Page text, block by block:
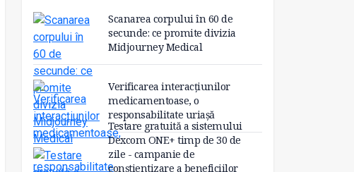
Scanarea corpului în 60 de
secunde: ce promite divizia
Midjourney Medical
Verificarea interacțiunilor
medicamentoase, o
responsabilitate uriașă
Testare gratuită a sistemului
Dexcom ONE+ timp de 30 de
zile - campanie de
conștientizare a beneficiilor